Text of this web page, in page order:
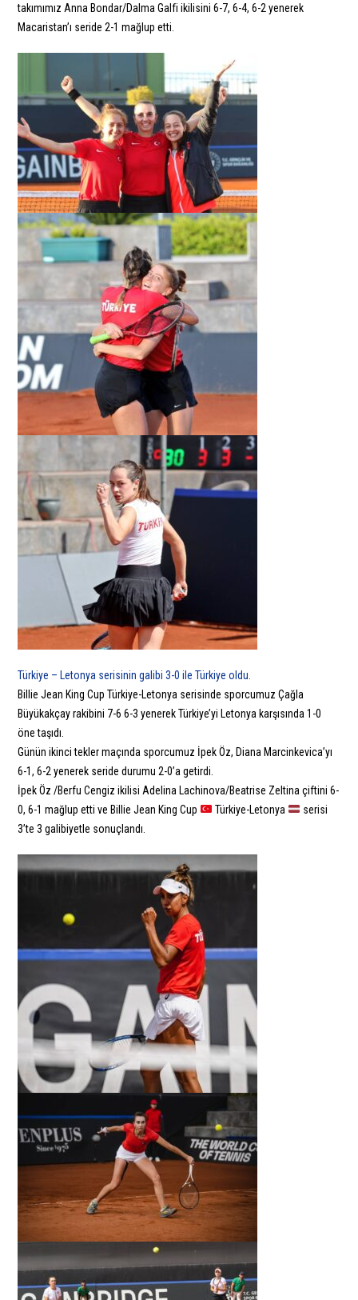
takımımız Anna Bondar/Dalma Galfi ikilisini 6-7, 6-4, 6-2 yenerek
Macaristan’ı seride 2-1 mağlup etti.
Türkiye – Letonya serisinin galibi 3-0 ile Türkiye oldu.
Billie Jean King Cup Türkiye-Letonya serisinde sporcumuz Çağla
Büyükakçay rakibini 7-6 6-3 yenerek Türkiye’yi Letonya karşısında 1-0
öne taşıdı.
Günün ikinci tekler maçında sporcumuz İpek Öz, Diana Marcinkevica’yı
6-1, 6-2 yenerek seride durumu 2-0’a getirdi.
İpek Öz /Berfu Cengiz ikilisi Adelina Lachinova/Beatrise Zeltina çiftini 6-
0, 6-1 mağlup etti ve Billie Jean King Cup
Türkiye-Letonya
serisi
3’te 3 galibiyetle sonuçlandı.